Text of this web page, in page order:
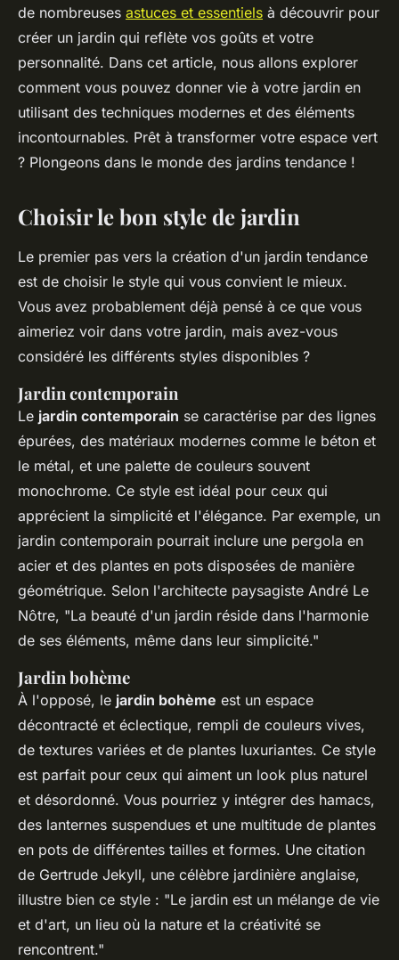
admin•24 décembre 2024•7 min de lecture
de nombreuses astuces et essentiels à découvrir pour
créer un jardin qui reflète vos goûts et votre
personnalité. Dans cet article, nous allons explorer
comment vous pouvez donner vie à votre jardin en
utilisant des techniques modernes et des éléments
incontournables. Prêt à transformer votre espace vert
? Plongeons dans le monde des jardins tendance !
Choisir le bon style de jardin
Le premier pas vers la création d'un jardin tendance
est de choisir le style qui vous convient le mieux.
Vous avez probablement déjà pensé à ce que vous
aimeriez voir dans votre jardin, mais avez-vous
considéré les différents styles disponibles ?
Jardin contemporain
Le jardin contemporain se caractérise par des lignes
épurées, des matériaux modernes comme le béton et
le métal, et une palette de couleurs souvent
monochrome. Ce style est idéal pour ceux qui
apprécient la simplicité et l'élégance. Par exemple, un
jardin contemporain pourrait inclure une pergola en
acier et des plantes en pots disposées de manière
géométrique. Selon l'architecte paysagiste André Le
Nôtre, "La beauté d'un jardin réside dans l'harmonie
de ses éléments, même dans leur simplicité."
Jardin bohème
À l'opposé, le jardin bohème est un espace
décontracté et éclectique, rempli de couleurs vives,
de textures variées et de plantes luxuriantes. Ce style
est parfait pour ceux qui aiment un look plus naturel
et désordonné. Vous pourriez y intégrer des hamacs,
des lanternes suspendues et une multitude de plantes
en pots de différentes tailles et formes. Une citation
de Gertrude Jekyll, une célèbre jardinière anglaise,
illustre bien ce style : "Le jardin est un mélange de vie
et d'art, un lieu où la nature et la créativité se
rencontrent."